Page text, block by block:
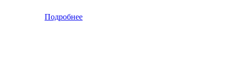
Подробнее